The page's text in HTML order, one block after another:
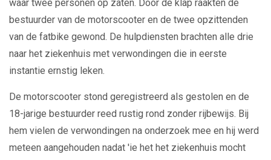
waar twee personen op zaten. Door de klap raakten de
bestuurder van de motorscooter en de twee opzittenden
van de fatbike gewond. De hulpdiensten brachten alle drie
naar het ziekenhuis met verwondingen die in eerste
instantie ernstig leken.
De motorscooter stond geregistreerd als gestolen en de
18-jarige bestuurder reed rustig rond zonder rijbewijs. Bij
hem vielen de verwondingen na onderzoek mee en hij werd
meteen aangehouden nadat 'ie het het ziekenhuis mocht